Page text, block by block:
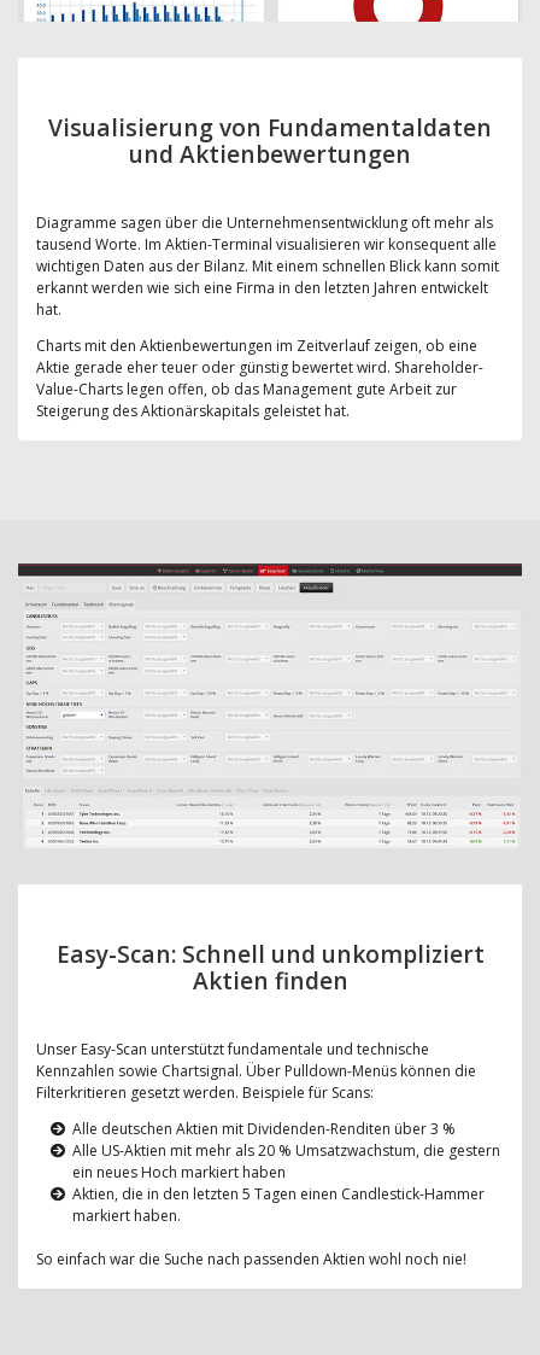
Visualisierung von Fundamentaldaten
und Aktienbewertungen
Diagramme sagen über die Unternehmensentwicklung oft mehr als
tausend Worte. Im Aktien-Terminal visualisieren wir konsequent alle
wichtigen Daten aus der Bilanz. Mit einem schnellen Blick kann somit
erkannt werden wie sich eine Firma in den letzten Jahren entwickelt
hat.
Charts mit den Aktienbewertungen im Zeitverlauf zeigen, ob eine
Aktie gerade eher teuer oder günstig bewertet wird. Shareholder-
Value-Charts legen offen, ob das Management gute Arbeit zur
Steigerung des Aktionärskapitals geleistet hat.
Easy-Scan: Schnell und unkompliziert
Aktien finden
Unser Easy-Scan unterstützt fundamentale und technische
Kennzahlen sowie Chartsignal. Über Pulldown-Menüs können die
Filterkritieren gesetzt werden. Beispiele für Scans:
Alle deutschen Aktien mit Dividenden-Renditen über 3 %
Alle US-Aktien mit mehr als 20 % Umsatzwachstum, die gestern
ein neues Hoch markiert haben
Aktien, die in den letzten 5 Tagen einen Candlestick-Hammer
markiert haben.
So einfach war die Suche nach passenden Aktien wohl noch nie!